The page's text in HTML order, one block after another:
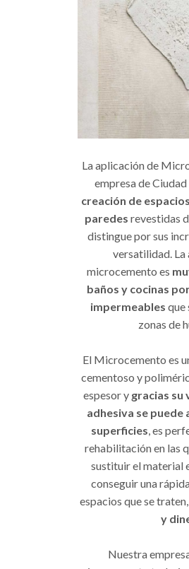
La aplicación de
empresa de Ciudad
creación de
paredes revestidas
distingue por sus
versatilidad.
microcemento es
baños y cocinas
impermeables que
zonas de
El Microcemento es
cementoso y
espesor y gracias su
adhesiva se puede
superficies, es
rehabilitación en las
sustituir el material
conseguir una
espacios que se traten,
y
Nuestra